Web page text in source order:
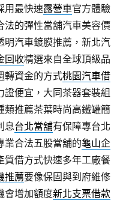
用最快速露營車官方體驗
法的彈性當舖汽車美容價
明汽車鍍膜推薦，新北汽
回收精選來自全球頂級品
轉資金的方式桃園汽車借
便宜，大同茶器套裝組
類推薦茶葉時尚高鐵罐簡
息台北當舖有保障專台北
業合法五股當舖的龜山企
質借方式快速多年工廠餐
推薦要像保固與到府維修
會增加額度新北支票借款